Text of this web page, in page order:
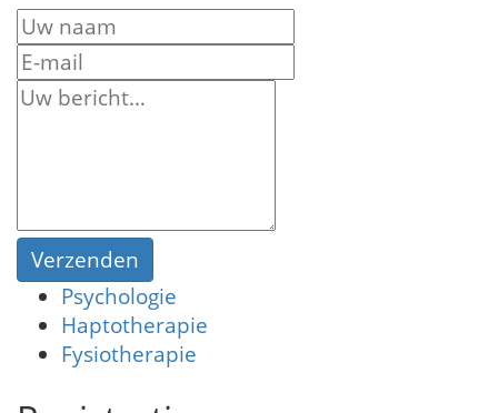
Verzenden
Psychologie
Haptotherapie
Fysiotherapie